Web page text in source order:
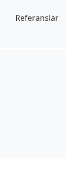
Referanslar